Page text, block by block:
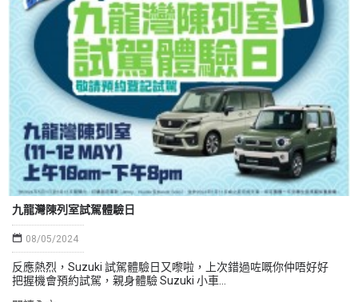
九龍灣陳列室試駕體驗日
08/05/2024
反應熱烈，Suzuki 試駕體驗日又嚟啦，上次錯過咗嘅你仲唔好好
把握機會預約試駕，親身體驗 Suzuki 小車...